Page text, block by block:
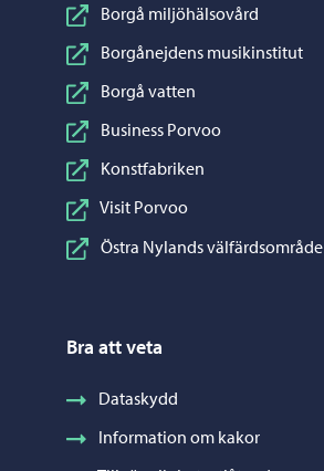
Borgå miljöhälsovård
Borgånejdens musikinstitut
Borgå vatten
Business Porvoo
Konstfabriken
Visit Porvoo
Östra Nylands välfärdsområde
Bra att veta
Dataskydd
Information om kakor